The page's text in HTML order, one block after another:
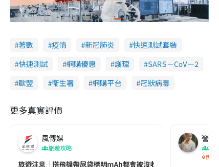
著數 疫情 新冠肺炎
快速測試套裝
快速測試
網購優惠 護理
SARS－CoV－2
歐盟
衞生署 網購平台 冠狀病毒
更多真實評價
風傳媒
旅遊攻略
旅遊注意｜搭飛機帶尿袋標明mAh都會被沒收😱出發前切記檢查
營養
香港